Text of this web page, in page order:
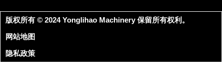
版权所有 © 2024 Yonglihao Machinery 保留所有权利。
网站地图
隐私政策